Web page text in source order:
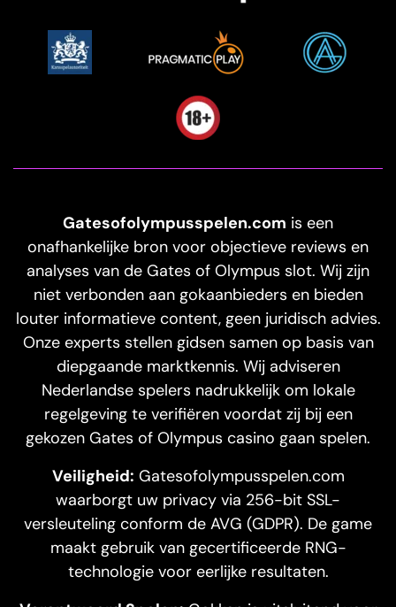
Gatesofolympusspelen.com is een
onafhankelijke bron voor objectieve reviews en
analyses van de Gates of Olympus slot. Wij zijn
niet verbonden aan gokaanbieders en bieden
louter informatieve content, geen juridisch advies.
Onze experts stellen gidsen samen op basis van
diepgaande marktkennis. Wij adviseren
Nederlandse spelers nadrukkelijk om lokale
regelgeving te verifiëren voordat zij bij een
gekozen Gates of Olympus casino gaan spelen.
Veiligheid: Gatesofolympusspelen.com
waarborgt uw privacy via 256-bit SSL-
versleuteling conform de AVG (GDPR). De game
maakt gebruik van gecertificeerde RNG-
technologie voor eerlijke resultaten.